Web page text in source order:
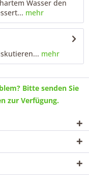
Wasser den
mehr
mehr
Bitte senden Sie
zur Verfügung.